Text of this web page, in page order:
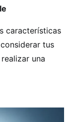
características
tus
una